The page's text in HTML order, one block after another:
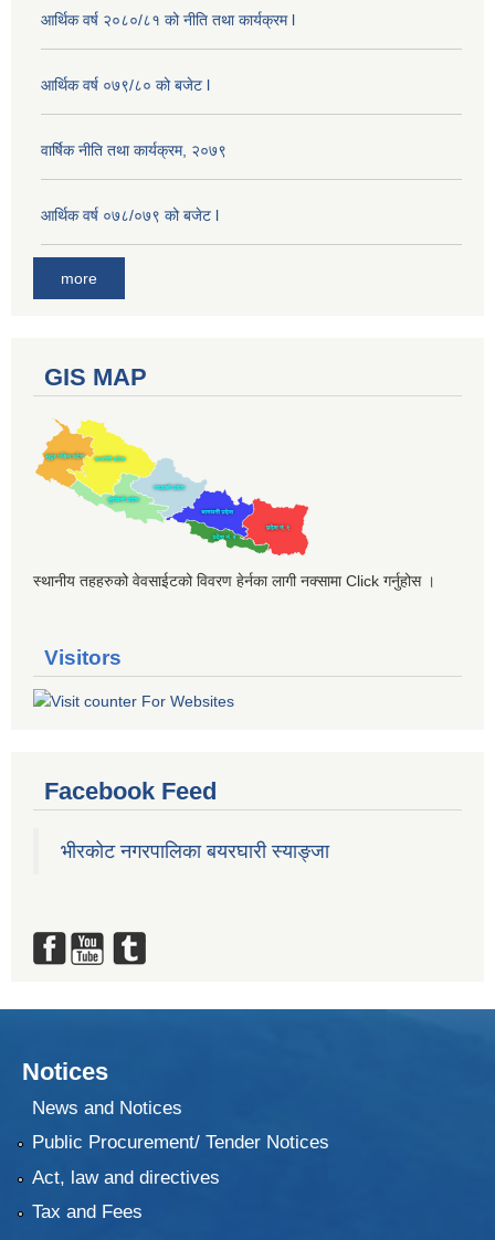
आर्थिक वर्ष २०८०/८१ को नीति तथा कार्यक्रम l
आर्थिक वर्ष ०७९/८० को बजेट l
वार्षिक नीति तथा कार्यक्रम, २०७९
आर्थिक वर्ष ०७८/०७९ को बजेट l
more
GIS MAP
स्थानीय तहहरुको वेवसाईटको विवरण हेर्नका लागी नक्सामा Click गर्नुहोस ।
Visitors
Facebook Feed
भीरकोट नगरपालिका बयरघारी स्याङ्जा
Notices
News and Notices
Public Procurement/ Tender Notices
Act, law and directives
Tax and Fees